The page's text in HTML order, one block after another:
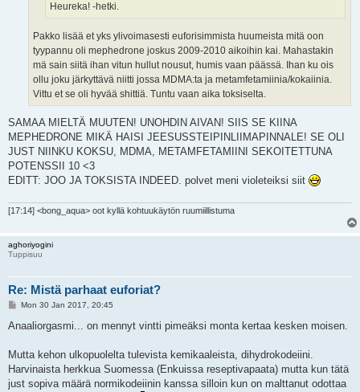
Heureka! -hetki.
Pakko lisää et yks ylivoimasesti euforisimmista huumeista mitä oon
tyypannu oli mephedrone joskus 2009-2010 aikoihin kai. Mahastakin
mä sain siitä ihan vitun hullut nousut, humis vaan päässä. Ihan ku ois
ollu joku järkyttävä niitti jossa MDMA:ta ja metamfetamiinia/kokaiinia.
Vittu et se oli hyvää shittiä. Tuntu vaan aika toksiselta.
SAMAA MIELTÄ MUUTEN! UNOHDIN AIVAN! SIIS SE KIINA
MEPHEDRONE MIKÄ HAISI JEESUSSTEIPINLIIMAPINNALE! SE OLI
JUST NIINKU KOKSU, MDMA, METAMFETAMIINI SEKOITETTUNA
POTENSSII 10 <3
EDITT: JOO JA TOKSISTA INDEED. polvet meni violeteiksi siit
[17:14] <bong_aqua> oot kyllä kohtuukäytön ruumiillistuma
aghoriyogini
Tuppisuu
Re: Mistä parhaat euforiat?
P
s
Mon 30 Jan 2017, 20:45
Anaaliorgasmi... on mennyt vintti pimeäksi monta kertaa kesken moisen.
Mutta kehon ulkopuolelta tulevista kemikaaleista, dihydrokodeiini.
Harvinaista herkkua Suomessa (Enkuissa reseptivapaata) mutta kun tätä
just sopiva määrä normikodeiinin kanssa silloin kun on malttanut odottaa